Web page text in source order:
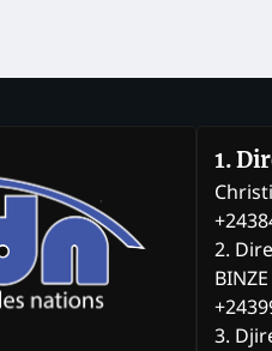
1.
2.
BINZE
3.